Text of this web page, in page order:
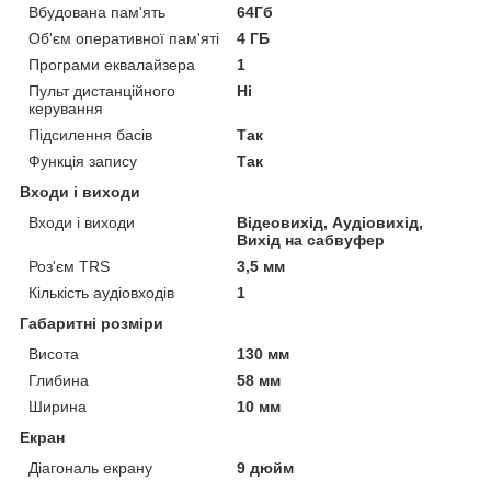
Вбудована пам'ять
64Гб
Об'єм оперативної пам'яті
4 ГБ
Програми еквалайзера
1
Пульт дистанційного
керування
Ні
Підсилення басів
Так
Функція запису
Так
Входи і виходи
Входи і виходи
Відеовихід, Аудіовихід,
Вихід на сабвуфер
Роз'єм TRS
3,5 мм
Кількість аудіовходів
1
Габаритні розміри
Висота
130 мм
Глибина
58 мм
Ширина
10 мм
Екран
Діагональ екрану
9 дюйм